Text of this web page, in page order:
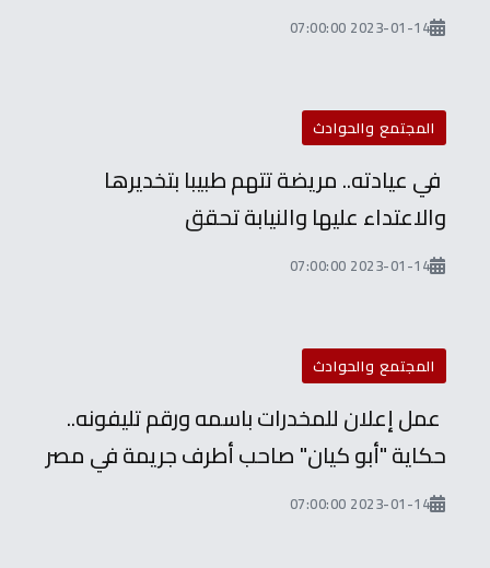
2023-01-14 07:00:00
المجتمع والحوادث
في عيادته.. مريضة تتهم طبيبا بتخديرها
والاعتداء عليها والنيابة تحقق
2023-01-14 07:00:00
المجتمع والحوادث
عمل إعلان للمخدرات باسمه ورقم تليفونه..
حكاية "أبو كيان" صاحب أطرف جريمة في مصر
2023-01-14 07:00:00